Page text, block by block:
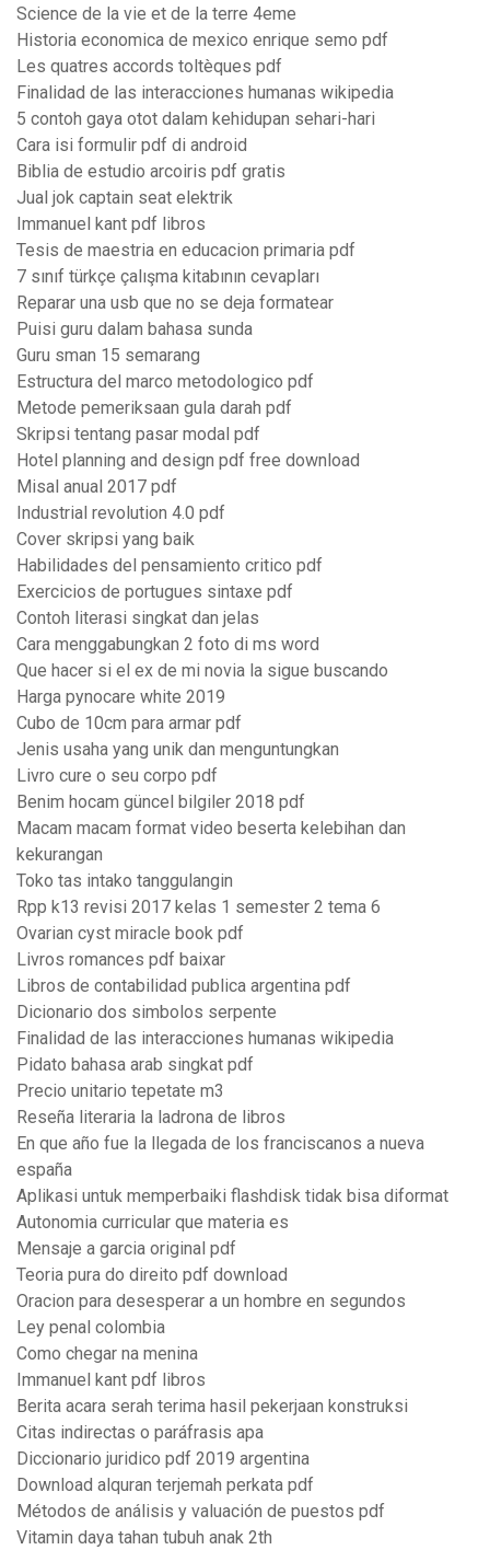
Science de la vie et de la terre 4eme
Historia economica de mexico enrique semo pdf
Les quatres accords toltèques pdf
Finalidad de las interacciones humanas wikipedia
5 contoh gaya otot dalam kehidupan sehari-hari
Cara isi formulir pdf di android
Biblia de estudio arcoiris pdf gratis
Jual jok captain seat elektrik
Immanuel kant pdf libros
Tesis de maestria en educacion primaria pdf
7 sınıf türkçe çalışma kitabının cevapları
Reparar una usb que no se deja formatear
Puisi guru dalam bahasa sunda
Guru sman 15 semarang
Estructura del marco metodologico pdf
Metode pemeriksaan gula darah pdf
Skripsi tentang pasar modal pdf
Hotel planning and design pdf free download
Misal anual 2017 pdf
Industrial revolution 4.0 pdf
Cover skripsi yang baik
Habilidades del pensamiento critico pdf
Exercicios de portugues sintaxe pdf
Contoh literasi singkat dan jelas
Cara menggabungkan 2 foto di ms word
Que hacer si el ex de mi novia la sigue buscando
Harga pynocare white 2019
Cubo de 10cm para armar pdf
Jenis usaha yang unik dan menguntungkan
Livro cure o seu corpo pdf
Benim hocam güncel bilgiler 2018 pdf
Macam macam format video beserta kelebihan dan
kekurangan
Toko tas intako tanggulangin
Rpp k13 revisi 2017 kelas 1 semester 2 tema 6
Ovarian cyst miracle book pdf
Livros romances pdf baixar
Libros de contabilidad publica argentina pdf
Dicionario dos simbolos serpente
Finalidad de las interacciones humanas wikipedia
Pidato bahasa arab singkat pdf
Precio unitario tepetate m3
Reseña literaria la ladrona de libros
En que año fue la llegada de los franciscanos a nueva
españa
Aplikasi untuk memperbaiki flashdisk tidak bisa diformat
Autonomia curricular que materia es
Mensaje a garcia original pdf
Teoria pura do direito pdf download
Oracion para desesperar a un hombre en segundos
Ley penal colombia
Como chegar na menina
Immanuel kant pdf libros
Berita acara serah terima hasil pekerjaan konstruksi
Citas indirectas o paráfrasis apa
Diccionario juridico pdf 2019 argentina
Download alquran terjemah perkata pdf
Métodos de análisis y valuación de puestos pdf
Vitamin daya tahan tubuh anak 2th